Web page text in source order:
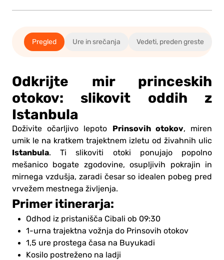
Pregled Ure in srečanja Vedeti, preden greste
Odkrijte mir princeskih
otokov: slikovit oddih z
Istanbula
Doživite očarljivo lepoto Prinsovih otokov, miren
umik le na kratkem trajektnem izletu od živahnih ulic
Istanbula. Ti slikoviti otoki ponujajo popolno
mešanico bogate zgodovine, osupljivih pokrajin in
mirnega vzdušja, zaradi česar so idealen pobeg pred
vrvežem mestnega življenja.
Primer itinerarja:
Odhod iz pristanišča Cibali ob 09:30
1-urna trajektna vožnja do Prinsovih otokov
1,5 ure prostega časa na Buyukadi
Kosilo postreženo na ladji